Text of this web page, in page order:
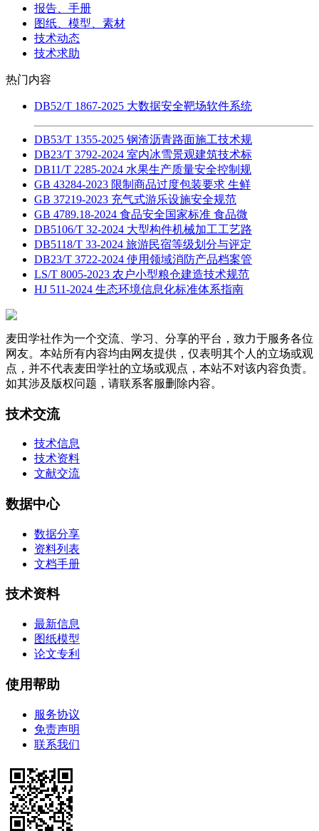
报告、手册
图纸、模型、素材
技术动态
技术求助
热门内容
DB52/T 1867-2025 大数据安全靶场软件系统
DB53/T 1355-2025 钢渣沥青路面施工技术规
DB23/T 3792-2024 室内冰雪景观建筑技术标
DB11/T 2285-2024 水果生产质量安全控制规
GB 43284-2023 限制商品过度包装要求 生鲜
GB 37219-2023 充气式游乐设施安全规范
GB 4789.18-2024 食品安全国家标准 食品微
DB5106/T 32-2024 大型构件机械加工工艺路
DB5118/T 33-2024 旅游民宿等级划分与评定
DB23/T 3722-2024 使用领域消防产品档案管
LS/T 8005-2023 农户小型粮仓建造技术规范
HJ 511-2024 生态环境信息化标准体系指南
麦田学社作为一个交流、学习、分享的平台，致力于服务各位
网友。本站所有内容均由网友提供，仅表明其个人的立场或观
点，并不代表麦田学社的立场或观点，本站不对该内容负责。
如其涉及版权问题，请联系客服删除内容。
技术交流
技术信息
技术资料
文献交流
数据中心
数据分享
资料列表
文档手册
技术资料
最新信息
图纸模型
论文专利
使用帮助
服务协议
免责声明
联系我们